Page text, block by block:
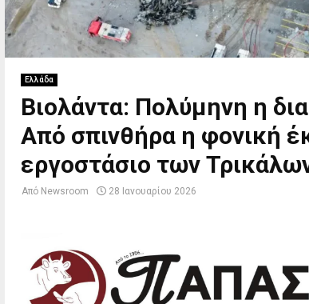
Ελλάδα
Βιολάντα: Πολύμηνη η
Από σπινθήρα η φονική
εργοστάσιο των
Από Newsroom 28 Ιανουαρίου 2026